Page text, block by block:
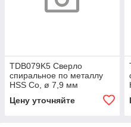
TDB079K5 Сверло
спиральное по металлу
HSS Co, ø 7,9 мм
Цену уточняйте